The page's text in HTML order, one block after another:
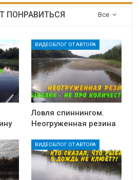
Все
ПОНРАВИТЬСЯ
ВИДЕОБЛОГ ОТ АВТОРА
Ловля спиннингом.
Неогруженная резина
ВИДЕОБЛОГ ОТ АВТОРА